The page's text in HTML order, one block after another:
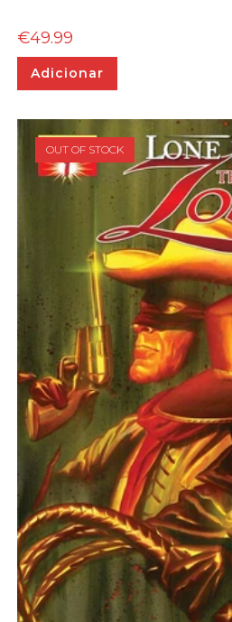
€49.99
Adicionar
OUT OF STOCK